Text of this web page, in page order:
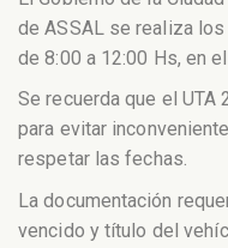
de ASSAL se realiza
de 8:00 a 12:00 Hs, en
Se recuerda que el
para evitar
respetar las fechas.
La documentación
vencido y título del